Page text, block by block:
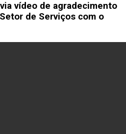
vídeo de agradecimento
de Serviços com o